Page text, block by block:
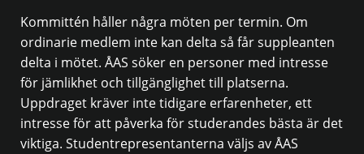
Kommittén håller några möten per termin. Om
ordinarie medlem inte kan delta så får suppleanten
delta i mötet. ÅAS söker en personer med intresse
för jämlikhet och tillgänglighet till platserna.
Uppdraget kräver inte tidigare erfarenheter, ett
intresse för att påverka för studerandes bästa är det
viktiga. Studentrepresentanterna väljs av ÅAS